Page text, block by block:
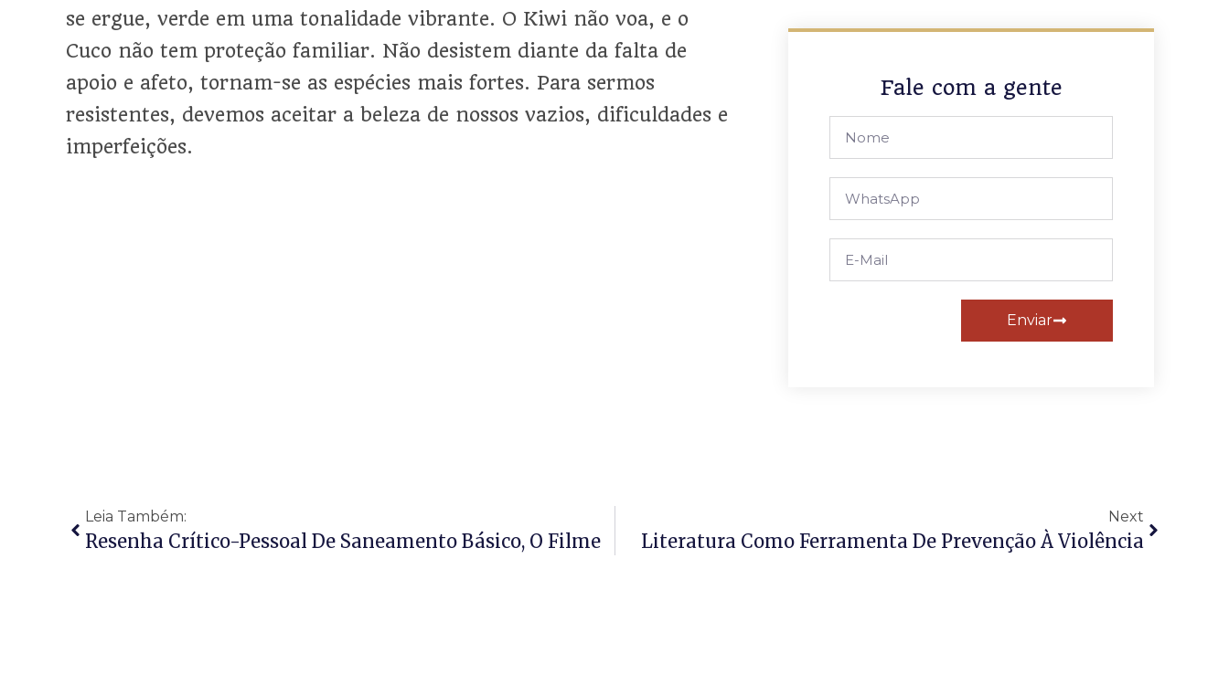
se ergue, verde em uma tonalidade vibrante. O Kiwi não voa, e o
Cuco não tem proteção familiar. Não desistem diante da falta de
apoio e afeto, tornam-se as espécies mais fortes. Para sermos
resistentes, devemos aceitar a beleza de nossos vazios, dificuldades e
imperfeições.
Fale com a gente
Enviar
Leia Também:
Resenha Crítico-Pessoal De Saneamento Básico, O Filme
Next
Literatura Como Ferramenta De Prevenção À Violência